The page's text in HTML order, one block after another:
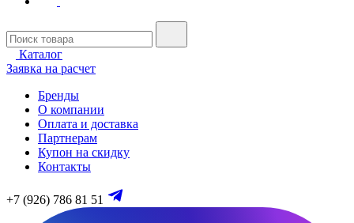
Каталог
Заявка на расчет
Бренды
О компании
Оплата и доставка
Партнерам
Купон на скидку
Контакты
+7 (926) 786 81 51